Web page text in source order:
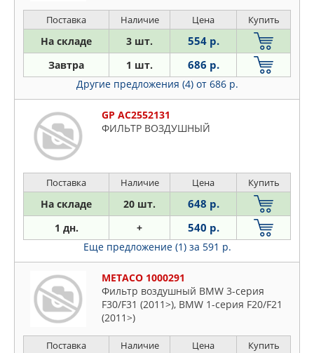
Поставка Наличие Цена Купить
На складе 3 шт. 554 р.
Завтра 1 шт. 686 р.
Другие предложения (4) от 686 р.
GP AC2552131
ФИЛЬТР ВОЗДУШНЫЙ
Поставка Наличие Цена Купить
На складе 20 шт. 648 р.
1 дн. + 540 р.
Еще предложение (1) за 591 р.
METACO 1000291
Фильтр воздушный BMW 3-серия
F30/F31 (2011>), BMW 1-серия F20/F21
(2011>)
Поставка Наличие Цена Купить